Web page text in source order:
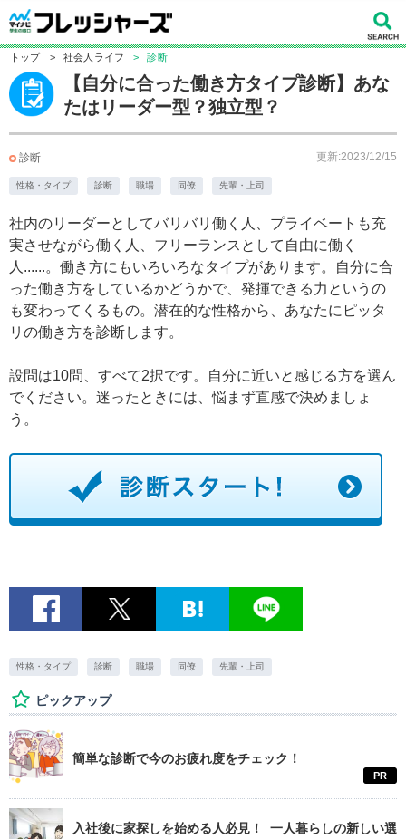
トップ > 社会人ライフ > 診断
【自分に合った働き方タイプ診断】あな
たはリーダー型？独立型？
診断 更新:2023/12/15
性格・タイプ 診断 職場 同僚 先輩・上司
社内のリーダーとしてバリバリ働く人、プライベートも充
実させながら働く人、フリーランスとして自由に働く
人......。働き方にもいろいろなタイプがあります。自分に合
った働き方をしているかどうかで、発揮できる力というの
も変わってくるもの。潜在的な性格から、あなたにピッタ
リの働き方を診断します。
設問は10問、すべて2択です。自分に近いと感じる方を選ん
でください。迷ったときには、悩まず直感で決めましょ
う。
性格・タイプ 診断 職場 同僚 先輩・上司
ピックアップ
簡単な診断で今のお疲れ度をチェック！
PR
入社後に家探しを始める人必見！ 一人暮らしの新しい選